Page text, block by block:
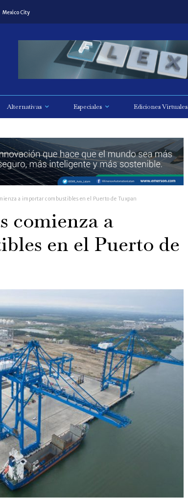
Mexico City
Alternativas Especiales Ediciones Virtuales
a importar combustibles en el Puerto de Tuxpan
comienza a
en el Puerto de